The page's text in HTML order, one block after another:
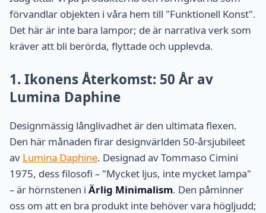
förvandlar objekten i våra hem till "Funktionell Konst".
Det här är inte bara lampor; de är narrativa verk som
kräver att bli berörda, flyttade och upplevda.
1. Ikonens Återkomst: 50 År av
Lumina Daphine
Designmässig långlivadhet är den ultimata flexen.
Den här månaden firar designvärlden 50-årsjubileet
av Lumina Daphine. Designad av Tommaso Cimini
1975, dess filosofi – "Mycket ljus, inte mycket lampa"
– är hörnstenen i Ärlig Minimalism. Den påminner
oss om att en bra produkt inte behöver vara högljudd;